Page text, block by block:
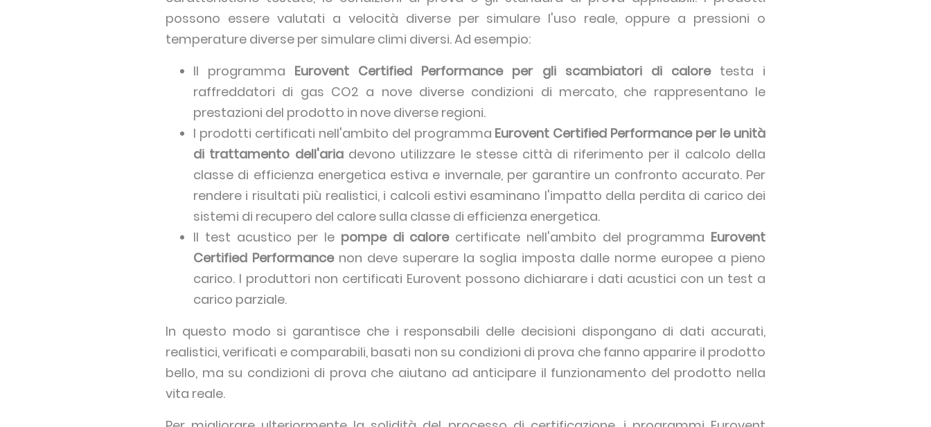
possono essere valutati a velocità diverse per simulare l'uso reale, oppure a pressioni o
temperature diverse per simulare climi diversi. Ad esempio:
Il programma Eurovent Certified Performance per gli scambiatori di caloretesta i
raffreddatori di gas CO2 a nove diverse condizioni di mercato, che rappresentano le
prestazioni del prodotto in nove diverse regioni.
I prodotti certificati nell'ambito del programma Eurovent Certified Performance per le unità
di trattamento dell'ariadevono utilizzare le stesse città di riferimento per il calcolo della
classe di efficienza energetica estiva e invernale, per garantire un confronto accurato. Per
rendere i risultati più realistici, i calcoli estivi esaminano l'impatto della perdita di carico dei
sistemi di recupero del calore sulla classe di efficienza energetica.
Il test acustico per le pompe di calore certificate nell'ambito del programma Eurovent
Certified Performancenon deve superare la soglia imposta dalle norme europee a pieno
carico. I produttori non certificati Eurovent possono dichiarare i dati acustici con un test a
carico parziale.
In questo modo si garantisce che i responsabili delle decisioni dispongano di dati accurati,
realistici, verificati e comparabili, basati non su condizioni di prova che fanno apparire il prodotto
bello, ma su condizioni di prova che aiutano ad anticipare il funzionamento del prodotto nella
vita reale.